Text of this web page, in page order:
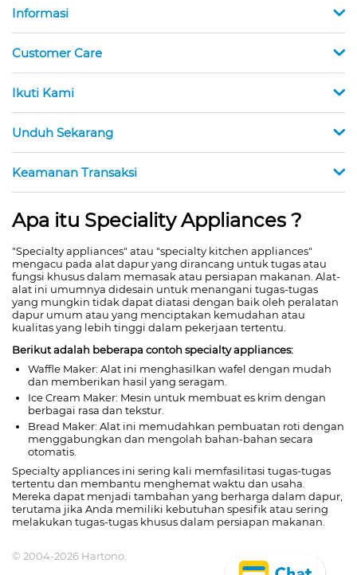
Informasi
Customer Care
Ikuti Kami
Unduh Sekarang
Keamanan Transaksi
Apa itu Speciality Appliances ?
"Specialty appliances" atau "specialty kitchen appliances"
mengacu pada alat dapur yang dirancang untuk tugas atau
fungsi khusus dalam memasak atau persiapan makanan. Alat-
alat ini umumnya didesain untuk menangani tugas-tugas
yang mungkin tidak dapat diatasi dengan baik oleh peralatan
dapur umum atau yang menciptakan kemudahan atau
kualitas yang lebih tinggi dalam pekerjaan tertentu.
Berikut adalah beberapa contoh specialty appliances:
Waffle Maker: Alat ini menghasilkan wafel dengan mudah
dan memberikan hasil yang seragam.
Ice Cream Maker: Mesin untuk membuat es krim dengan
berbagai rasa dan tekstur.
Bread Maker: Alat ini memudahkan pembuatan roti dengan
menggabungkan dan mengolah bahan-bahan secara
otomatis.
Specialty appliances ini sering kali memfasilitasi tugas-tugas
tertentu dan membantu menghemat waktu dan usaha.
Mereka dapat menjadi tambahan yang berharga dalam dapur,
terutama jika Anda memiliki kebutuhan spesifik atau sering
melakukan tugas-tugas khusus dalam persiapan makanan.
© 2004-2026 Hartono.